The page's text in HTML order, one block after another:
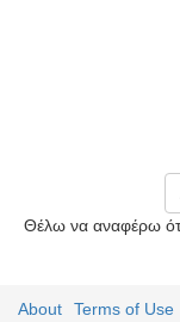
Θέλω να αναφέρω
About Terms of Use